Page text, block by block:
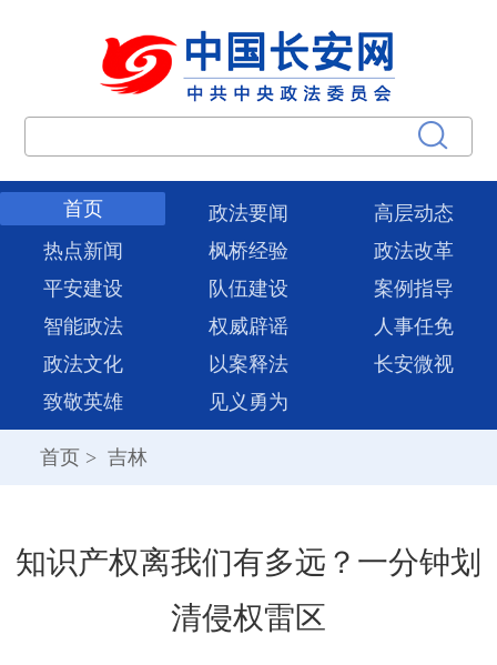
首页 政法要闻
高层动态
热点新闻
枫桥经验
政法改革
平安建设
队伍建设
案例指导
智能政法
权威辟谣
人事任免
政法文化
以案释法
长安微视
致敬英雄
见义勇为
首页 > 吉林
知识产权离我们有多远？一分钟划
清侵权雷区